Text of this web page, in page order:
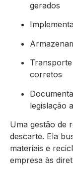
gerados
corretos
legislação
Uma gestão de
descarte. Ela
materiais e
empresa às